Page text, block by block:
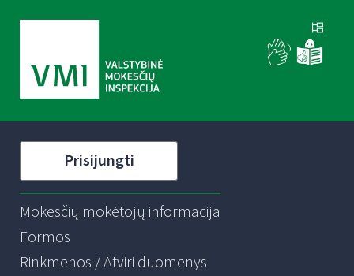
Prisijungti
Mokesčių mokėtojų informacija
Formos
Rinkmenos / Atviri duomenys